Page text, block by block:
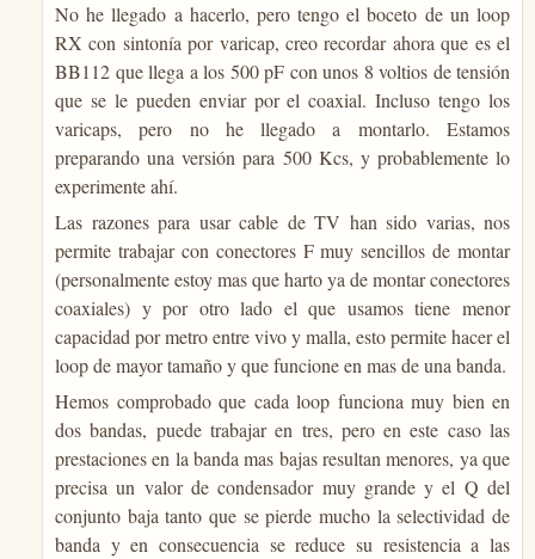
No he llegado a hacerlo, pero tengo el boceto de un loop
RX con sintonía por varicap, creo recordar ahora que es el
BB112 que llega a los 500 pF con unos 8 voltios de tensión
que se le pueden enviar por el coaxial. Incluso tengo los
varicaps, pero no he llegado a montarlo. Estamos
preparando una versión para 500 Kcs, y probablemente lo
experimente ahí.
Las razones para usar cable de TV han sido varias, nos
permite trabajar con conectores F muy sencillos de montar
(personalmente estoy mas que harto ya de montar conectores
coaxiales) y por otro lado el que usamos tiene menor
capacidad por metro entre vivo y malla, esto permite hacer el
loop de mayor tamaño y que funcione en mas de una banda.
Hemos comprobado que cada loop funciona muy bien en
dos bandas, puede trabajar en tres, pero en este caso las
prestaciones en la banda mas bajas resultan menores, ya que
precisa un valor de condensador muy grande y el Q del
conjunto baja tanto que se pierde mucho la selectividad de
banda y en consecuencia se reduce su resistencia a las